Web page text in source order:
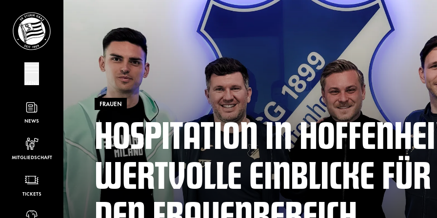
NEWS
MITGLIEDSCHAFT
TICKETS
FRAUEN
HOSPITATION IN
WERTVOLLE EINBLICKE FÜR